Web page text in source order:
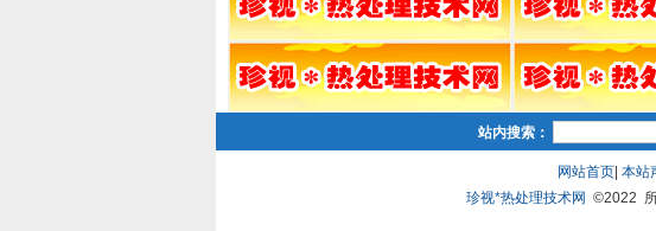
站内搜索：
网站首页| 本站
珍视*热处理技术网 ©2022 所